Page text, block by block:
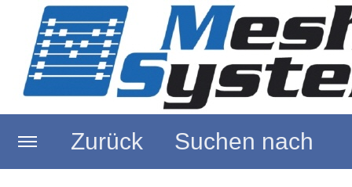
Zurück Suchen nach